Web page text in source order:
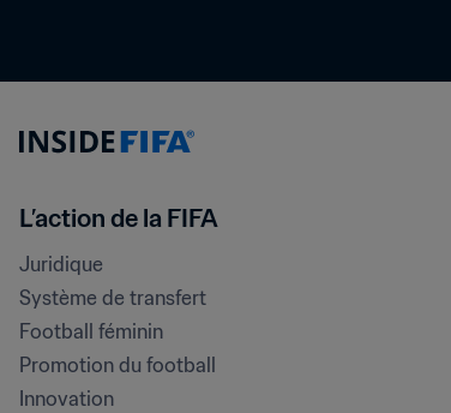
L’action de la FIFA
Juridique
Système de transfert
Football féminin
Promotion du football
Innovation